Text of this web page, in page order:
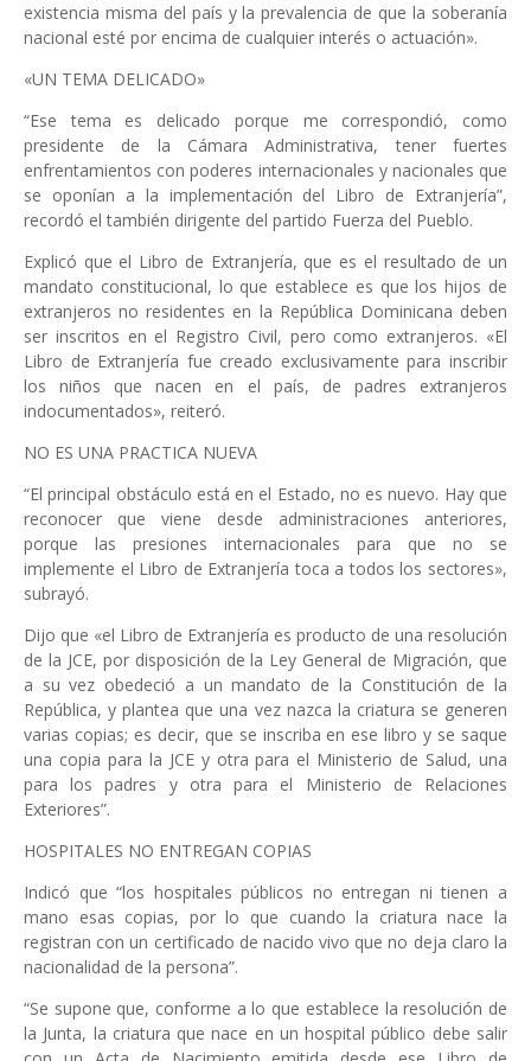
existencia misma del país y la prevalencia de que la soberanía
nacional esté por encima de cualquier interés o actuación».
«UN TEMA DELICADO»
“Ese tema es delicado porque me correspondió, como
presidente de la Cámara Administrativa, tener fuertes
enfrentamientos con poderes internacionales y nacionales que
se oponían a la implementación del Libro de Extranjería”,
recordó el también dirigente del partido Fuerza del Pueblo.
Explicó que el Libro de Extranjería, que es el resultado de un
mandato constitucional, lo que establece es que los hijos de
extranjeros no residentes en la República Dominicana deben
ser inscritos en el Registro Civil, pero como extranjeros. «El
Libro de Extranjería fue creado exclusivamente para inscribir
los niños que nacen en el país, de padres extranjeros
indocumentados», reiteró.
NO ES UNA PRACTICA NUEVA
“El principal obstáculo está en el Estado, no es nuevo. Hay que
reconocer que viene desde administraciones anteriores,
porque las presiones internacionales para que no se
implemente el Libro de Extranjería toca a todos los sectores»,
subrayó.
Dijo que «el Libro de Extranjería es producto de una resolución
de la JCE, por disposición de la Ley General de Migración, que
a su vez obedeció a un mandato de la Constitución de la
República, y plantea que una vez nazca la criatura se generen
varias copias; es decir, que se inscriba en ese libro y se saque
una copia para la JCE y otra para el Ministerio de Salud, una
para los padres y otra para el Ministerio de Relaciones
Exteriores”.
HOSPITALES NO ENTREGAN COPIAS
Indicó que “los hospitales públicos no entregan ni tienen a
mano esas copias, por lo que cuando la criatura nace la
registran con un certificado de nacido vivo que no deja claro la
nacionalidad de la persona”.
“Se supone que, conforme a lo que establece la resolución de
la Junta, la criatura que nace en un hospital público debe salir